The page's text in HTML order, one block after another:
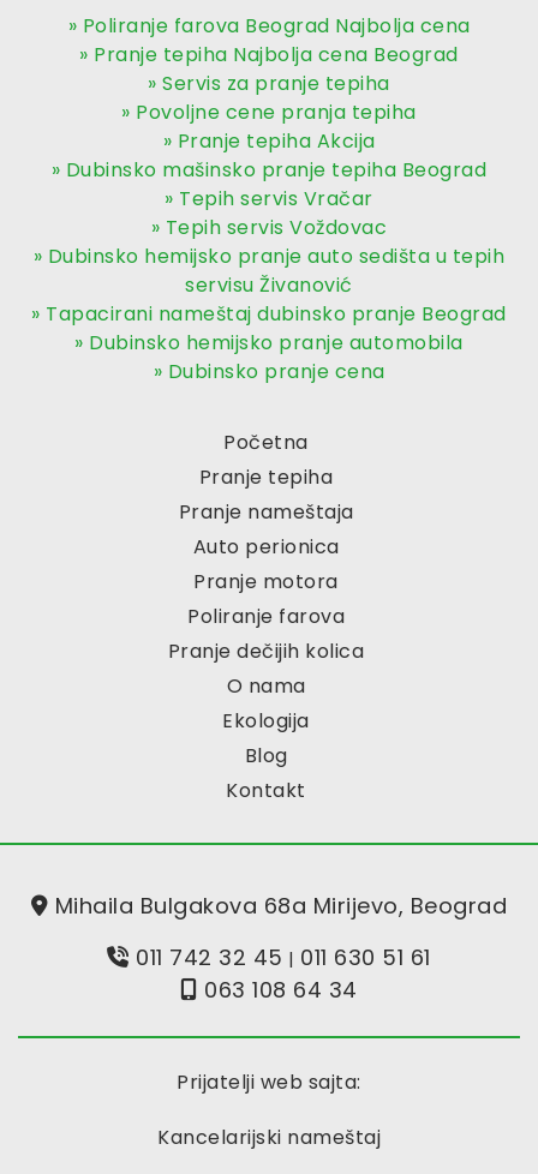
» Poliranje farova Beograd Najbolja cena
» Pranje tepiha Najbolja cena Beograd
» Servis za pranje tepiha
» Povoljne cene pranja tepiha
» Pranje tepiha Akcija
» Dubinsko mašinsko pranje tepiha Beograd
» Tepih servis Vračar
» Tepih servis Voždovac
» Dubinsko hemijsko pranje auto sedišta u tepih
servisu Živanović
» Tapacirani nameštaj dubinsko pranje Beograd
» Dubinsko hemijsko pranje automobila
» Dubinsko pranje cena
Početna
Pranje tepiha
Pranje nameštaja
Auto perionica
Pranje motora
Poliranje farova
Pranje dečijih kolica
O nama
Ekologija
Blog
Kontakt
Mihaila Bulgakova 68a Mirijevo, Beograd
011 742 32 45 | 011 630 51 61
063 108 64 34
Prijatelji web sajta:
Kancelarijski nameštaj